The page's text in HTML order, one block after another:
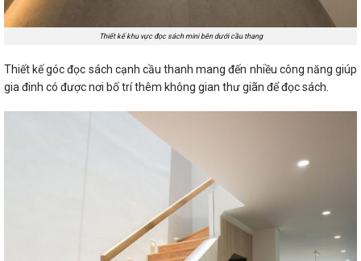
Thiết kế khu vực đọc sách mini bên dưới cầu thang
Thiết kế góc đọc sách cạnh cầu thanh mang đến nhiều công năng giúp
gia đinh có được nơi bố trí thêm không gian thư giãn để đọc sách.